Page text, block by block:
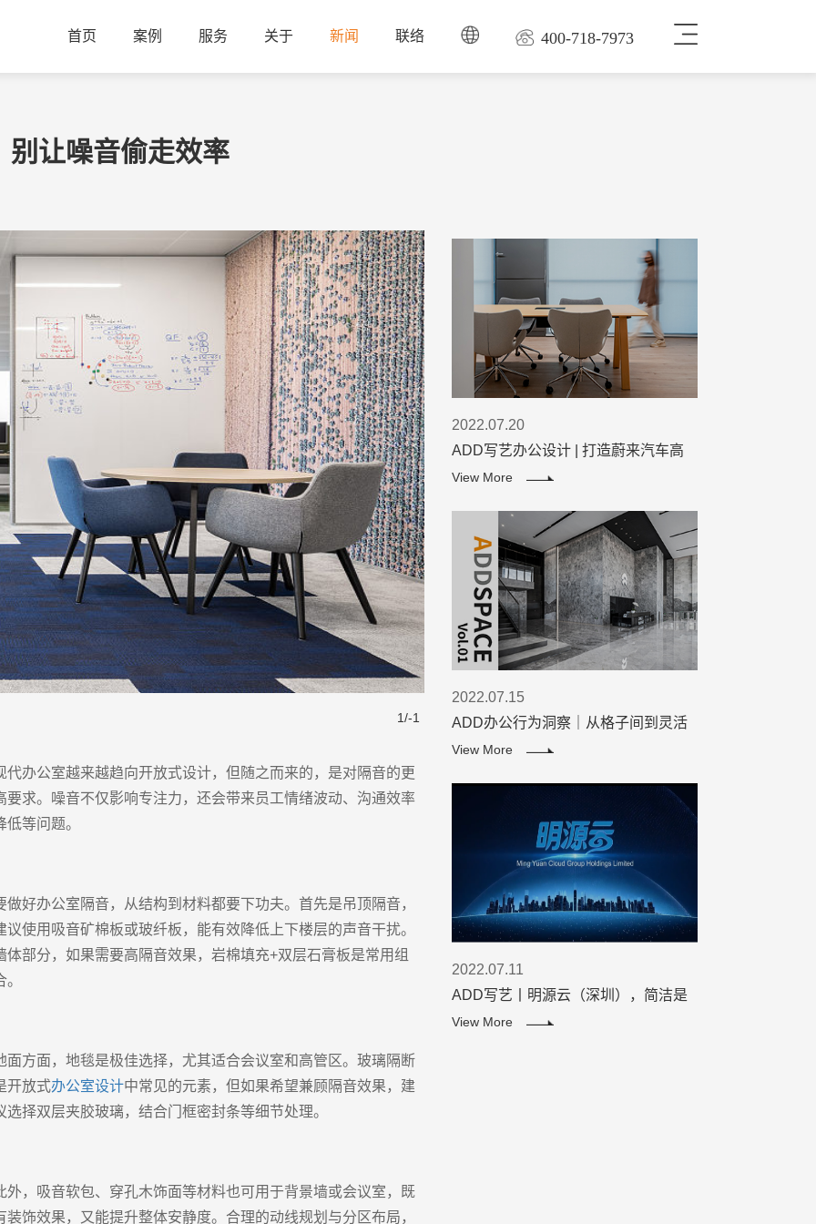
首页 案例 服务 关于 新闻 联络 400-718-7973
别让噪音偷走效率
1/-1
代办公室越来越趋向开放式设计，但随之而来的，是对隔音的更
要求。噪音不仅影响专注力，还会带来员工情绪波动、沟通效率
低等问题。
做好办公室隔音，从结构到材料都要下功夫。首先是吊顶隔音，
议使用吸音矿棉板或玻纤板，能有效降低上下楼层的声音干扰。
体部分，如果需要高隔音效果，岩棉填充+双层石膏板是常用组
。
面方面，地毯是极佳选择，尤其适合会议室和高管区。玻璃隔断
开放式办公室设计中常见的元素，但如果希望兼顾隔音效果，建
选择双层夹胶玻璃，结合门框密封条等细节处理。
外，吸音软包、穿孔木饰面等材料也可用于背景墙或会议室，既
装饰效果，又能提升整体安静度。合理的动线规划与分区布局，
2022.07.20
ADD写艺办公设计 | 打造蔚来汽车高
效办公空间
View More
2022.07.15
ADD办公行为洞察｜从格子间到灵活
办公，打工族的精神解放进程
View More
2022.07.11
ADD写艺丨明源云（深圳），简洁是
智慧的灵魂！
View More